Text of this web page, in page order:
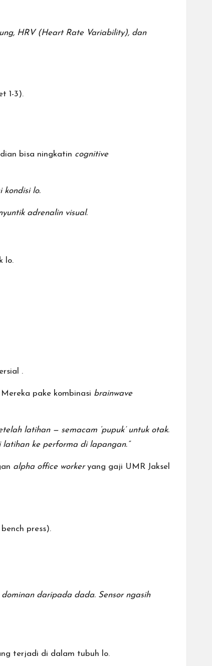
HRV (Heart Rate Variability), dan
1-3).
bisa ningkatin cognitive
kondisi lo.
adrenalin visual.
lo.
.
pake kombinasi brainwave
latihan — semacam ‘pupuk’ untuk otak.
ke performa di lapangan.”
alpha office workeryang gaji UMR Jaksel
press).
daripada dada. Sensor ngasih
terjadi di dalam tubuh lo.